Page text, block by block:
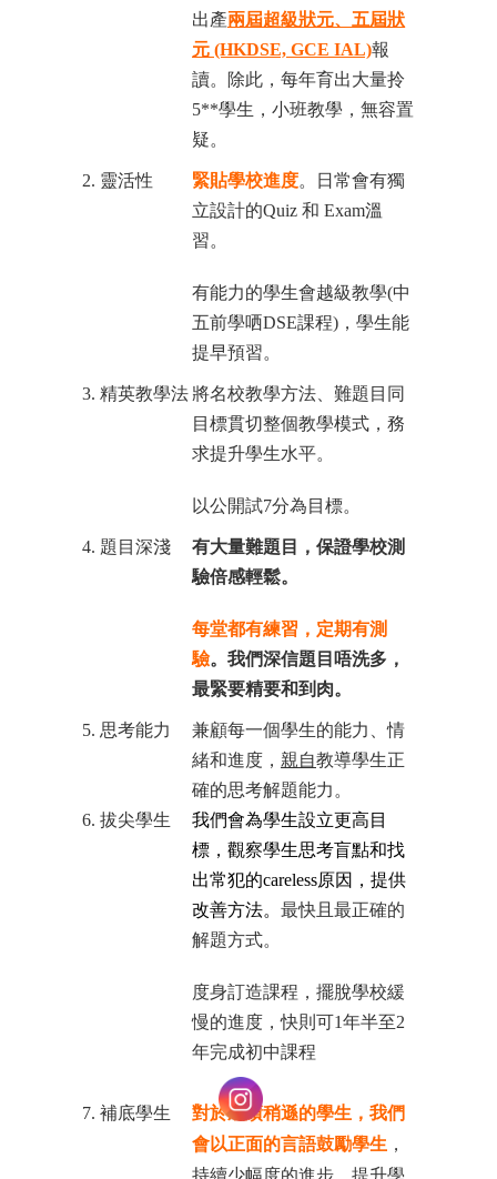
出產兩屆超級狀元、五屆狀
元 (HKDSE, GCE IAL)報
讀。除此，每年育出大量拎
5**學生，小班教學，無容置
疑。
2. 靈活性 緊貼學校進度。日常會有獨
立設計的Quiz 和 Exam溫
習。
有能力的學生會越級教學(中
五前學哂DSE課程)，學生能
提早預習。
3. 精英教學法 將名校教學方法、難題目同
目標貫切整個教學模式，務
求提升學生水平。
以公開試7分為目標。
4. 題目深淺
有大量難題目，保證學校測
驗倍感輕鬆。
每堂都有練習，定期有測
驗。我們深信題目唔洗多，
最緊要精要和到肉。
5. 思考能力
兼顧每一個學生的能力、情
緒和進度， 親自教導學生正
確的思考解題能力。
6. 拔尖學生
我們會為學生設立更高目
標，觀察學生思考盲點和找
出常犯的careless原因，提供
改善方法。 最快且最正確的
解題方式。
度身訂造課程，擺脫學校緩
慢的進度，快則可1年半至2
年完成初中課程
7. 補底學生
對於成績稍遜的學生，我們
會以正面的言語鼓勵學生 ，